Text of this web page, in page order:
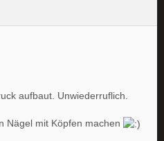
aufbaut. Unwiederruflich.
Nägel mit Köpfen machen